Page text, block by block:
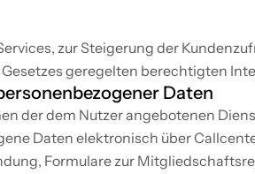
zur Steigerung der
geregelten berechtigten
Daten
der dem Nutzer angebotenen
Daten elektronisch über
Formulare zur